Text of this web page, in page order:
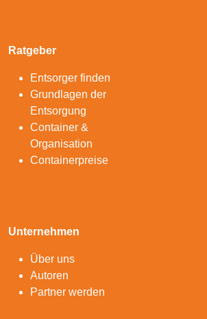
Ratgeber
Entsorger finden
Grundlagen der
Entsorgung
Container &
Organisation
Containerpreise
Unternehmen
Über uns
Autoren
Partner werden